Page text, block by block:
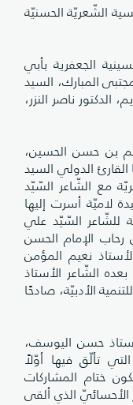
الشّعريّة الحسنيّة
الجعفرية بأبي
المبارك، السيد
ناصر النزر،
بن حسن الحسين،
القارئ الدولي السيد
مع الشّاعر السّيّد
لاميّة أسرت إليها
للشّاعر السّيّد علي
الإمام الحسن
نعيم المؤمن
الشّاعر الأستاذ
الأدبيّة، صادحًا
حسن اليوسف،
تألّق فيها أوّلاً
ختام المشاركات
الأحسائيّ الذي ألقى